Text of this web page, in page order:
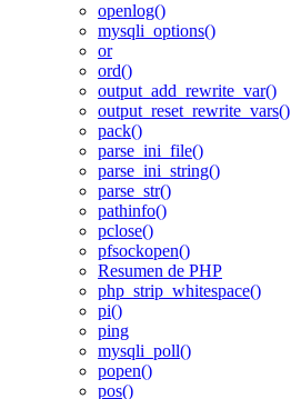
openlog()
mysqli_options()
or
ord()
output_add_rewrite_var()
output_reset_rewrite_vars()
pack()
parse_ini_file()
parse_ini_string()
parse_str()
pathinfo()
pclose()
pfsockopen()
Resumen de PHP
php_strip_whitespace()
pi()
ping
mysqli_poll()
popen()
pos()